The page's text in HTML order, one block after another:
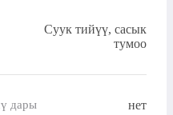
Суук тийүү, сасык
тумоо
дары нет